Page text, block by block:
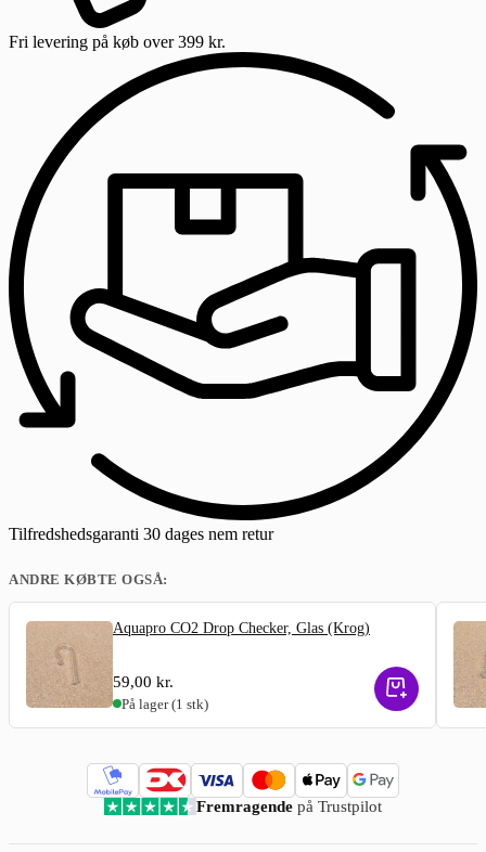
Fri levering på køb over 399 kr.
Tilfredshedsgaranti 30 dages nem retur
ANDRE KØBTE OGSÅ:
Aquapro CO2 Drop Checker, Glas (Krog)
59,00 kr.
På lager(1 stk)
Fremragende på Trustpilot